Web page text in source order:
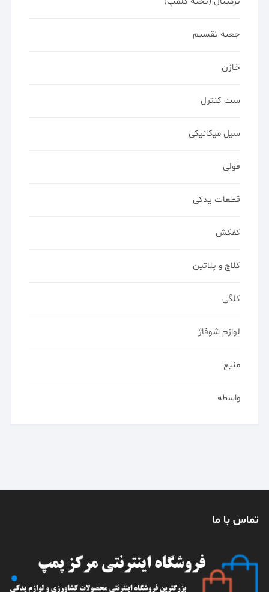
جعبه تقسیم
خازن
ست کنترل
سیل میکانیکی
فولی
قطعات یدکی
کفکش
کلاچ و پلاتین
کلگی
لوازم شوفاژ
منبع
واسطه
تماس با ما